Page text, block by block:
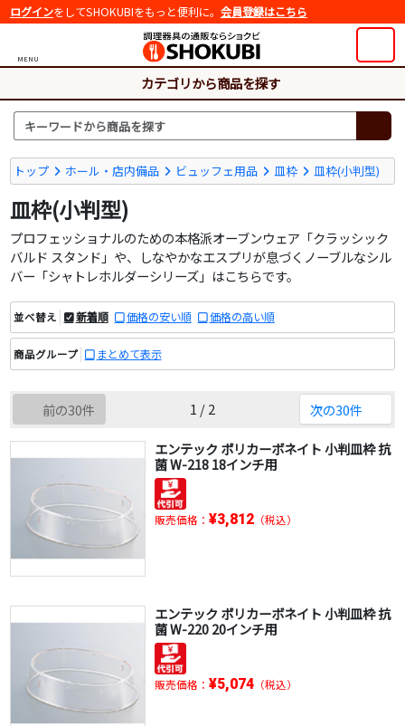
ログインをしてSHOKUBIをもっと便利に。 会員登録はこちら
MENU
カテゴリから商品を探す
トップ ホール・店内備品 ビュッフェ用品 皿枠 皿枠(小判型)
皿枠(小判型)
プロフェッショナルのための本格派オーブンウェア「クラッシック
バルド スタンド」や、しなやかなエスプリが息づくノーブルなシル
バー「シャトレホルダーシリーズ」はこちらです。
並べ替え 新着順 価格の安い順 価格の高い順
商品グループ まとめて表示
前の30件 1 / 2 次の30件
エンテック ポリカーボネイト 小判皿枠 抗
菌 W-218 18インチ用
販売価格： ¥3,812（税込）
エンテック ポリカーボネイト 小判皿枠 抗
菌 W-220 20インチ用
販売価格： ¥5,074（税込）